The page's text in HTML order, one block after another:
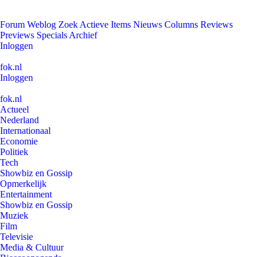
Forum Weblog Zoek Actieve Items Nieuws Columns Reviews
Previews Specials Archief
Inloggen
fok.nl
Inloggen
fok.nl
Actueel
Nederland
Internationaal
Economie
Politiek
Tech
Showbiz en Gossip
Opmerkelijk
Entertainment
Showbiz en Gossip
Muziek
Film
Televisie
Media & Cultuur